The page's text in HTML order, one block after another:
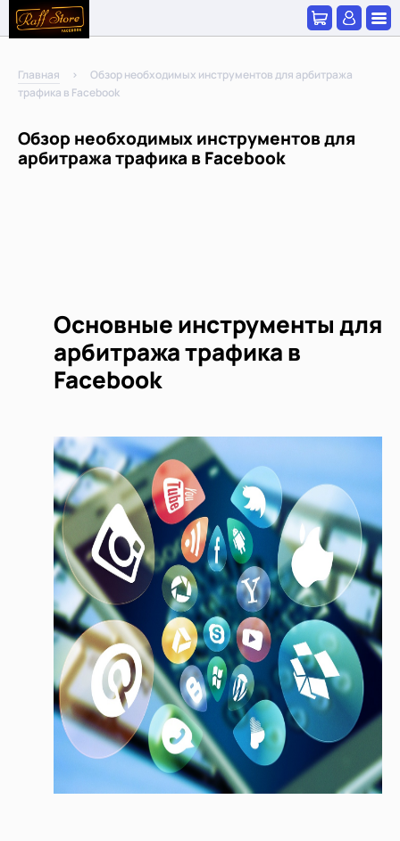
Главная
Обзор необходимых инструментов для арбитража
трафика в Facebook
Обзор необходимых инструментов для
арбитража трафика в Facebook
Основные инструменты для
арбитража трафика в
Facebook